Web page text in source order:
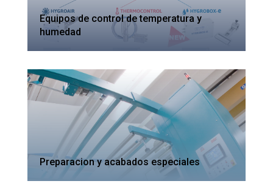
Equipos de control de temperatura y
humedad
Preparacion y acabados especiales